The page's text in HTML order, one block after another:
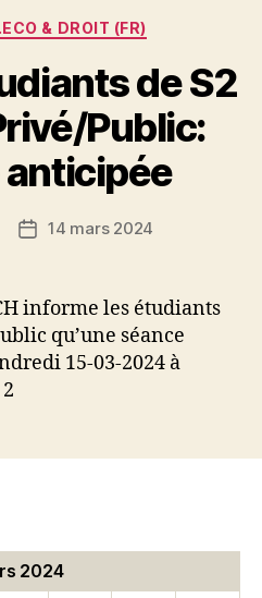
Catégories
& DROIT (FR)
de S2
Public:
Date14 mars 2024
informe les étudiants
qu’une séance
15-03-2024 à
2024